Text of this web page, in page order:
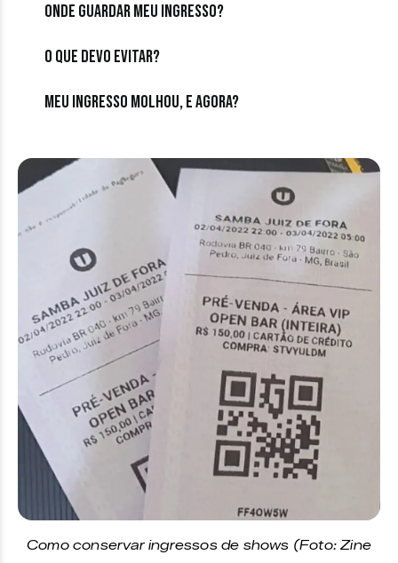
Onde guardar meu ingresso?
O que devo evitar?
Meu ingresso molhou, e agora?
Como conservar ingressos de shows (Foto: Zine